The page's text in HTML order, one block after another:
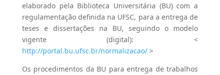
elaborado pela Biblioteca Universitária (BU) com a
regulamentação definida na UFSC, para a entrega de
teses e dissertações na BU, seguindo o modelo
vigente (digital): <
http://portal.bu.ufsc.br/normalizacao/>
Os procedimentos da BU para entrega de trabalhos